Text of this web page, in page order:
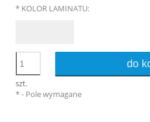
* KOLOR LAMINATU:
szt.
do
*- Pole wymagane